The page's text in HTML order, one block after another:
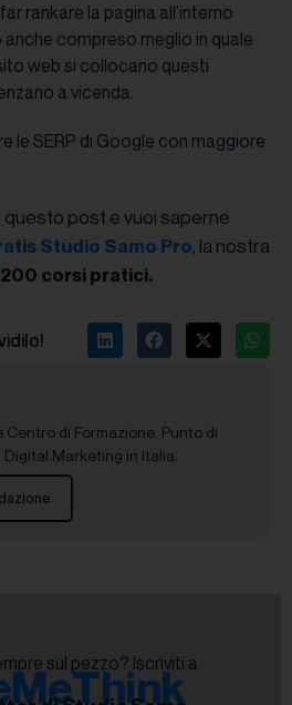
rankare la pagina all’interno
anche compreso meglio in quale
web si collocano questi
a vicenda.
le SERP di Google con maggiore
post e vuoi saperne
Studio Samo Pro, la nostra
corsi pratici.
Centro di Formazione. Punto di
Marketing in Italia.
sul pezzo? Iscriviti a